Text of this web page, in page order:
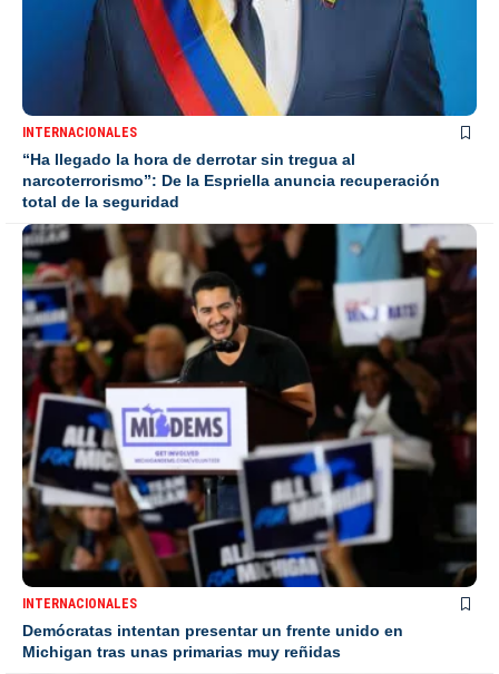
INTERNACIONALES
“Ha llegado la hora de derrotar sin tregua al
narcoterrorismo”: De la Espriella anuncia recuperación
total de la seguridad
INTERNACIONALES
Demócratas intentan presentar un frente unido en
Michigan tras unas primarias muy reñidas